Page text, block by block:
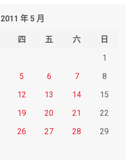
2011 年 5 月
四 五 六
日
1
5 6 7
8
12 13 14
15
19 20 21
22
26 27 28
29